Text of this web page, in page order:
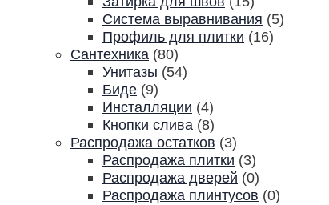
Система выравнивания (5)
Профиль для плитки (16)
Сантехника (80)
Унитазы (54)
Биде (9)
Инсталляции (4)
Кнопки слива (8)
Распродажа остатков (3)
Распродажа плитки (3)
Распродажа дверей (0)
Распродажа плинтусов (0)